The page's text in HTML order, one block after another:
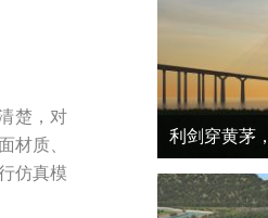
楚，对
材质、
仿真模